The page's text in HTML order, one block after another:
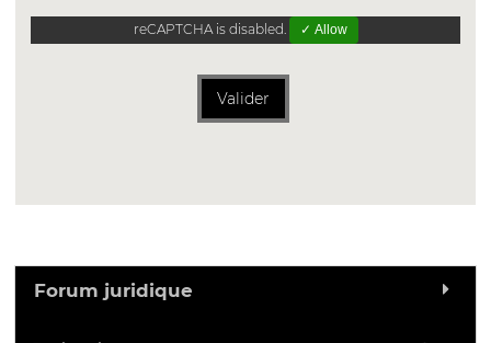
reCAPTCHA is disabled. ✓ Allow
Valider
Forum juridique